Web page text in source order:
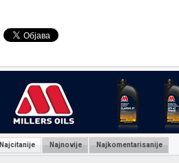
Najcitanije Najnovije Najkomentarisanije